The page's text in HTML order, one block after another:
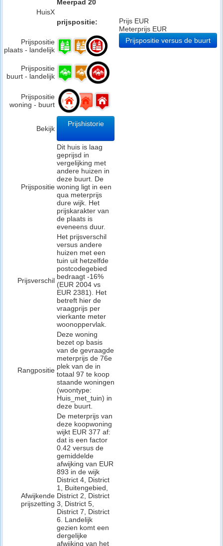
HuisX
Meerpad 20
prijspositie:
Prijspositie
plaats - landelijk
Prijspositie
buurt - landelijk
Prijspositie
woning - buurt
Bekijk
Prijshistorie
Prijspositie
Dit huis is laag
geprijsd in
vergelijking met
andere huizen in
deze buurt. De
woning ligt in een
qua meterprijs
dure wijk. Het
prijskarakter van
de plaats is
eveneens duur.
Prijsverschil
Het prijsverschil
versus andere
huizen met een
tuin uit hetzelfde
postcodegebied
bedraagt -16%
(EUR 2004 vs
EUR 2381). Het
betreft hier de
vraagprijs per
vierkante meter
woonoppervlak.
Rangpositie
Deze woning
bezet op basis
van de gevraagde
meterprijs de 76e
plek van de in
totaal 97 te koop
staande woningen
(woontype:
Huis_met_tuin) in
deze buurt.
Afwijkende
prijszetting
De meterprijs van
deze koopwoning
wijkt EUR 377 af:
dat is een factor
0.42 versus de
gemiddelde
afwijking van EUR
893 in de wijk
District 4, District
1, Buitengebied,
District 2, District
3, District 5,
District 7, District
6. Landelijk
gezien komt een
dergelijke
afwijking van het
Prijs EUR
Meterprijs EUR
Prijspositie versus de buurt